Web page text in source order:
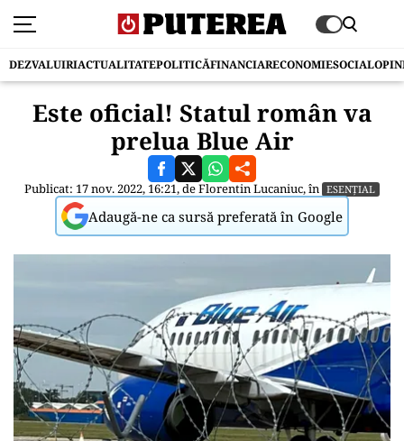
DEZVALUIRIACTUALITATEPOLITICĂFINANCIARECONOMIESOCIAL
Este oficial! Statul român va
prelua Blue Air
Publicat: 17 nov. 2022, 16:21, deFlorentin Lucaniuc, în ESENȚIAL
Adaugă-ne ca sursă preferată în Google